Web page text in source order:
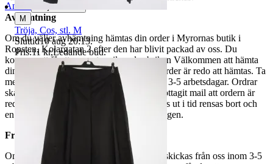
Avhämtning
Om du väljer avhämtning hämtas din order i Myrornas butik i
Ropsten, Kolargatan 2 efter den har blivit packad av oss. Du
kommer att få ett separat mail med rubriken Välkommen att hämta
din order på Myrorna i Ropsten! när din order är redo att hämtas. Ta
med legitimation. Hanteringstiden är cirka 3-5 arbetsdagar. Ordrar
ska hämtas senast 7 dagar efter att man mottagit mail att ordern är
redo för avhämtning. Ordrar som ej hämtas ut i tid rensas bort och
en avgift på 84 kr dras av från återbetalningen.
Frakt
Om du har valt frakt kommer din vara att skickas från oss inom 3-5
Anmäl Sälj liknande
M
Tröja, Cos, stl. M
Sluttid10 aug 20:13.
Pris:11 kr,Ledande bud.